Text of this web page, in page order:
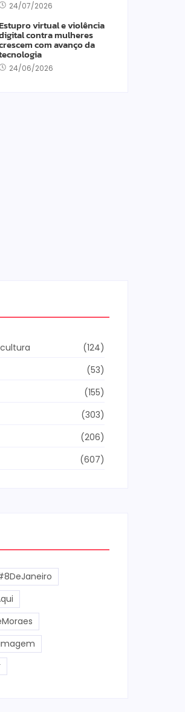
24/07/2026
virtual e violência
contra mulheres
com avanço da
24/06/2026
(124)
(53)
(155)
(303)
(206)
(607)